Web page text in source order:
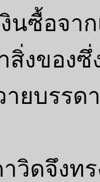
งินซื้อจา
สิ่งของ
ยบรรด
วิดจึงท